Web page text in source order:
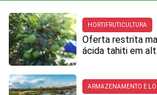
HORTIFRUTICULTURA
Oferta restrita
ácida tahiti em
ARMAZENAMENTO E